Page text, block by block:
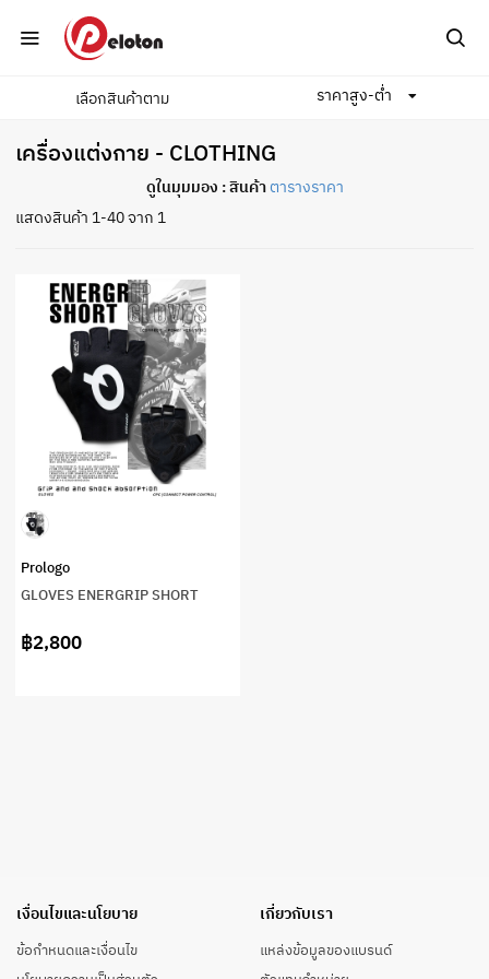
เครื่องแต่งกาย
เครื่องแต่งกาย - CLOTHING
เลือกสินค้าตาม
ดูในมุมมอง :สินค้า ตารางราคา
แสดงสินค้า 1-40 จาก 1
ราคาสูง-ต่ำ
Prologo
GLOVES ENERGRIP SHORT
฿2,800
เงื่อนไขและนโยบาย
ข้อกำหนดและเงื่อนไข
เกี่ยวกับเรา
แหล่งข้อมูลของแบรนด์